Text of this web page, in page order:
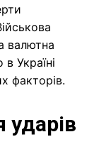
валютна
Україні
факторів.
ударів